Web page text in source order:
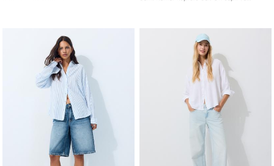
Metal tokalı, çıkarılabilir kemer detaylı.
Farklı renk seçenekleri mevcuttur.